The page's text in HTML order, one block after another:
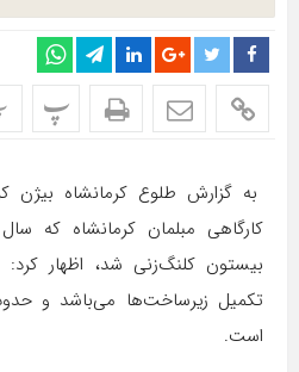
پ
به گزارش طلوع کرمانشاه بیژن
کارگاهی مبلمان کرمانشاه که
بیستون کلنگ‌زنی شد، اظهار کرد:
است.